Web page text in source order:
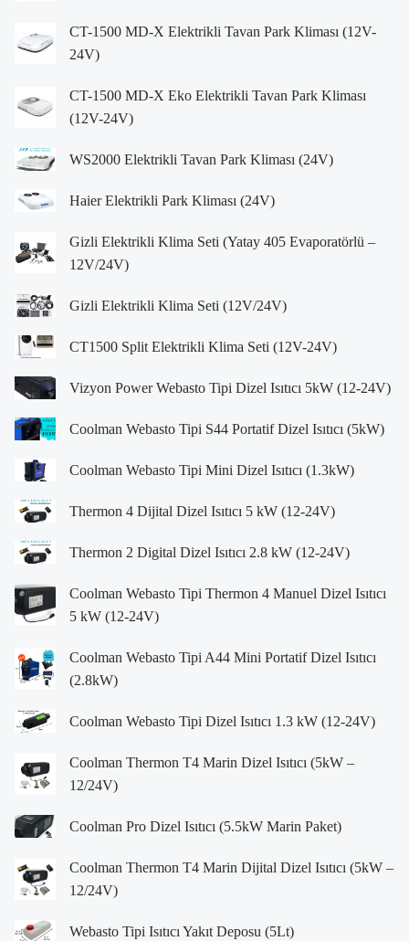
CT-1500 MD-X Elektrikli Tavan Park Kliması (12V-
24V)
CT-1500 MD-X Eko Elektrikli Tavan Park Kliması
(12V-24V)
WS2000 Elektrikli Tavan Park Kliması (24V)
Haier Elektrikli Park Kliması (24V)
Gizli Elektrikli Klima Seti (Yatay 405 Evaporatörlü –
12V/24V)
Gizli Elektrikli Klima Seti (12V/24V)
CT1500 Split Elektrikli Klima Seti (12V-24V)
Vizyon Power Webasto Tipi Dizel Isıtıcı 5kW (12-24V)
Coolman Webasto Tipi S44 Portatif Dizel Isıtıcı (5kW)
Coolman Webasto Tipi Mini Dizel Isıtıcı (1.3kW)
Thermon 4 Dijital Dizel Isıtıcı 5 kW (12-24V)
Thermon 2 Digital Dizel Isıtıcı 2.8 kW (12-24V)
Coolman Webasto Tipi Thermon 4 Manuel Dizel Isıtıcı
5 kW (12-24V)
Coolman Webasto Tipi A44 Mini Portatif Dizel Isıtıcı
(2.8kW)
Coolman Webasto Tipi Dizel Isıtıcı 1.3 kW (12-24V)
Coolman Thermon T4 Marin Dizel Isıtıcı (5kW –
12/24V)
Coolman Pro Dizel Isıtıcı (5.5kW Marin Paket)
Coolman Thermon T4 Marin Dijital Dizel Isıtıcı (5kW –
12/24V)
Webasto Tipi Isıtıcı Yakıt Deposu (5Lt)